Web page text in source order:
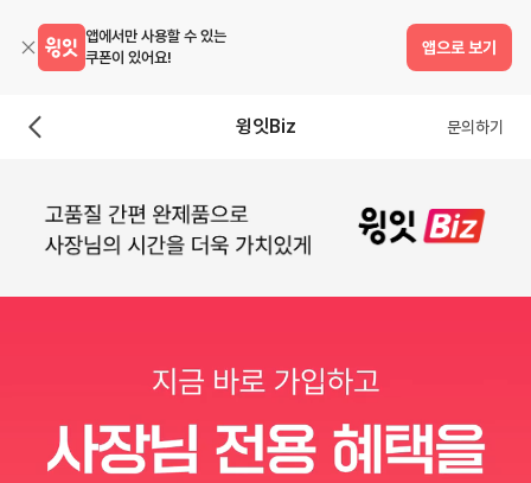
앱에서만 사용할 수 있는
쿠폰이 있어요!
앱으로 보기
윙잇Biz 문의하기